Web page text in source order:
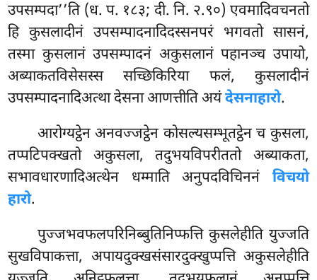
उपसम्पदा’’ति (ध. प. १८३; दी. नि. २.९०) एवमादिवचनतो
हि कुसलादीनं उपसम्पादनादिदस्सनपरं भगवतो सासनं,
तस्मा कुसलानं उपसम्पादनं अकुसलानं पहानञ्च उपायो,
अब्याकतविसेसस्स सच्छिकिरिया फलं, कुसलादीनं
उपसम्पादनादिअत्था देसना आणत्तीति अयंदेसनाहारो.
आरोग्यट्ठेन अनवज्जट्ठेन कोसल्यसम्भूतट्ठेन च कुसला,
तप्पटिपक्खतो अकुसला, तदुभयविपरीततो अब्याकता,
सभावधारणादिअत्थेन धम्माति अनुपदविचिननं विचयो
हारो.
पुज्जभवफलपरिनिब्बुतिनिप्फत्ति कुसलेहीति युज्जति
सुखविपाकत्ता, अपायदुक्खसंसारदुक्खुप्पत्ति अकुसलेहीति